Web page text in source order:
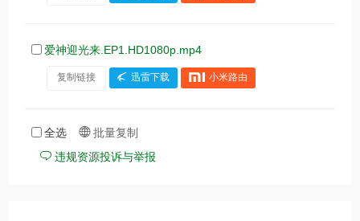
爱神迎光来.EP1.HD1080p.mp4
复制链接 迅雷下载 小米路由
全选
批量复制
违规资源投诉与举报